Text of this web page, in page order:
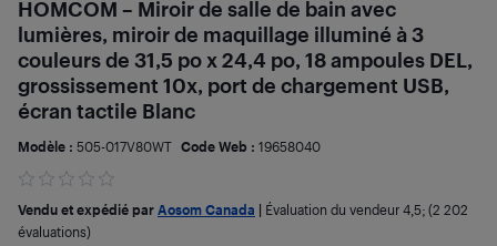
HOMCOM – Miroir de salle de bain avec
lumières, miroir de maquillage illuminé à 3
couleurs de 31,5 po x 24,4 po, 18 ampoules DEL,
grossissement 10x, port de chargement USB,
écran tactile Blanc
Modèle : 505-017V80WT Code Web : 19658040
Vendu et expédié par Aosom Canada Évaluation du vendeur 4,5; (2 202
évaluations)